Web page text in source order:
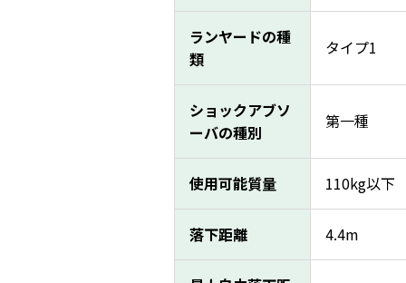
ランヤードの種
類
タイプ1
ショックアブソ
ーバの種別
第一種
使用可能質量 110kg以下
落下距離 4.4m